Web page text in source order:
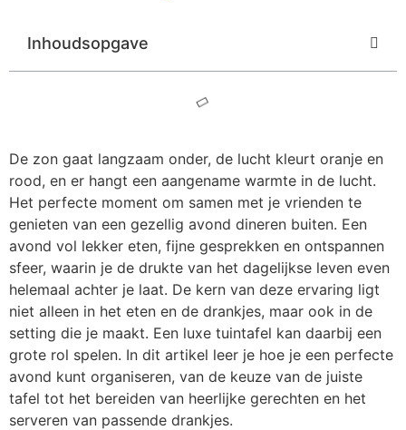
Inhoudsopgave
De zon gaat langzaam onder, de lucht kleurt oranje en
rood, en er hangt een aangename warmte in de lucht.
Het perfecte moment om samen met je vrienden te
genieten van een gezellig avond dineren buiten. Een
avond vol lekker eten, fijne gesprekken en ontspannen
sfeer, waarin je de drukte van het dagelijkse leven even
helemaal achter je laat. De kern van deze ervaring ligt
niet alleen in het eten en de drankjes, maar ook in de
setting die je maakt. Een luxe tuintafel kan daarbij een
grote rol spelen. In dit artikel leer je hoe je een perfecte
avond kunt organiseren, van de keuze van de juiste
tafel tot het bereiden van heerlijke gerechten en het
serveren van passende drankjes.